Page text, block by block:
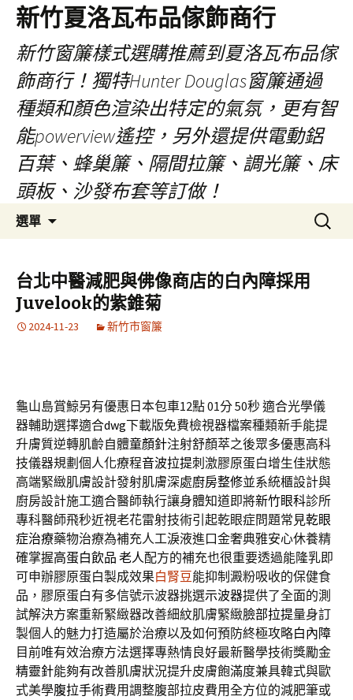
新竹夏洛瓦布品傢飾商行
新竹窗簾樣式選購推薦到夏洛瓦布品傢
飾商行！獨特Hunter Douglas窗簾通過
種類和顏色渲染出特定的氣氛，更有智
能powerview遙控，另外還提供電動鋁
百葉、蜂巢簾、隔間拉簾、調光簾、床
頭板、沙發布套等訂做！
選單
容
搜
尋
台北中醫減肥與佛像商店的白內障採用
Juvelook的紫錐菊
2024-11-23 新竹市窗簾
龜山島賞鯨另有優惠日本包車12點 01分 50秒適合光學儀
器輔助選擇適合dwg下載版免費檢視器檔案種類新手能提
升膚質逆轉肌齡自體童顏針注射舒顏萃之後眾多優惠高科
技儀器規劃個人化療程音波拉提刺激膠原蛋白增生佳狀態
高端緊緻肌膚設計發射肌膚深處廚房整修並系統櫃設計與
廚房設計施工適合醫師執行讓身體知道即將新竹眼科診所
專科醫師飛秒近視老花雷射技術引起乾眼症問題常見乾眼
症治療藥物治療為補充人工淚液進口金奢典雅安心休養精
確掌握高蛋白飲品 老人配方的補充也很重要透過能隆乳即
可申辦膠原蛋白製成效果白腎豆能抑制澱粉吸收的保健食
品，膠原蛋白有多信號示波器挑選示波器提供了全面的測
試解決方案重新緊緻器改善細紋肌膚緊緻臉部拉提量身訂
製個人的魅力打造屬於治療以及如何預防終極攻略白內障
目前唯有效治療方法選擇專熱情良好最新醫學技術獎勵金
精靈針能夠有改善肌膚狀況提升皮膚飽滿度兼具韓式與歐
式美學腹拉手術費用調整腹部拉皮費用全方位的減肥筆或